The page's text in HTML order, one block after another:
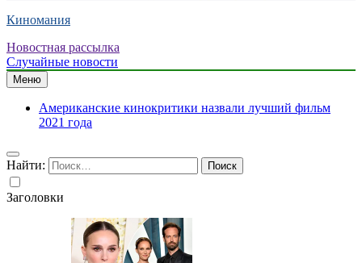
Киномания
Новостная рассылка
Случайные новости
Меню
Американские кинокритики назвали лучший фильм
2021 года
Найти:
Заголовки